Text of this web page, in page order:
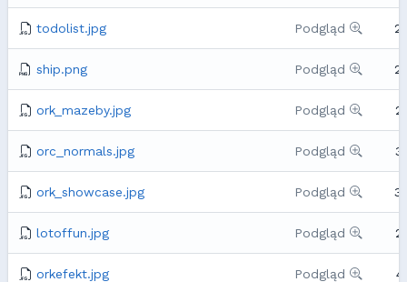
todolist.jpg Podgląd
ship.png Podgląd
ork_mazeby.jpg Podgląd
orc_normals.jpg Podgląd
ork_showcase.jpg Podgląd
lotoffun.jpg Podgląd
orkefekt.jpg Podgląd